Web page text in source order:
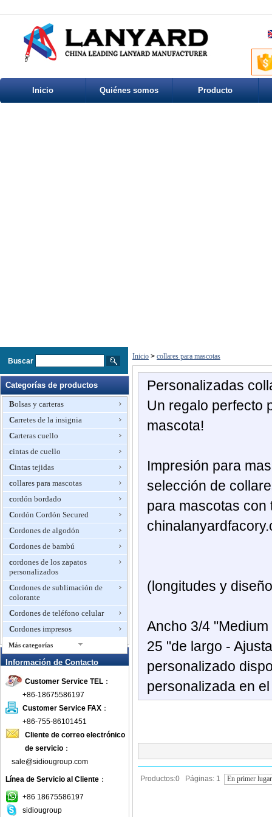
Inicio Quiénes somos Producto
Buscar
Categorías de productos
Bolsas y carteras
Carretes de la insignia
Carteras cuello
cintas de cuello
Cintas tejidas
collares para mascotas
cordón bordado
Cordón Cordón Secured
Cordones de algodón
Cordones de bambú
cordones de los zapatos
personalizados
Cordones de sublimación de
colorante
Cordones de teléfono celular
Cordones impresos
Más categorías
Cordones lisos
Cordones promocionales
Correa
correa del perro
Correa para la muñeca
correas de equipaje
Deportes Lanyards
Información de Contacto
Customer Service TEL ：
+86-18675586197
Customer Service FAX ：
+86-755-86101451
Cliente de correo electrónico
de servicio ：
sale@sidiougroup.com
Línea de Servicio al Cliente ：
+86 18675586197
sidiougroup
Inicio > collares para mascotas
Personalizadas
Un regalo perfecto
mascota!
Impresión para
selección de
para mascotas con
(longitudes y
Ancho 3/4 "Medium
25 "de largo -
personalizado
personalizada en
Productos:0 Páginas: 1 En primer lugar